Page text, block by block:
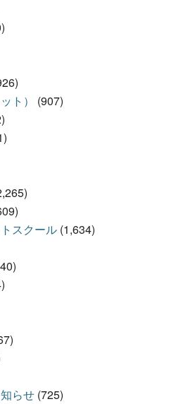
ト）
(907)
スクール (1,634)
らせ (725)